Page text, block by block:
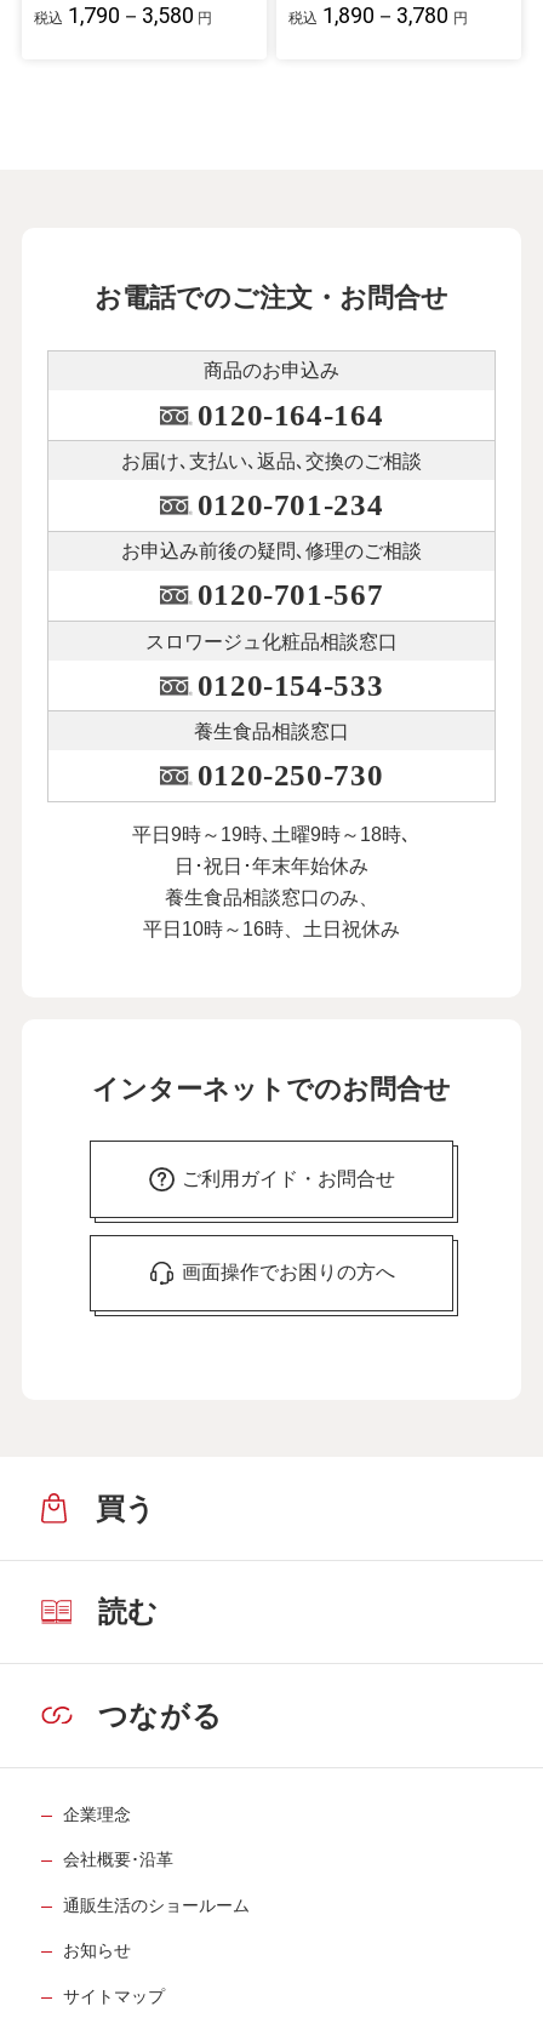
税込 1,790－3,580 円 税込 1,890－3,780 円
お電話でのご注文・お問合せ
商品のお申込み
0120-164-164
お届け､支払い､ 返品､交換のご相談
0120-701-234
お申込み前後の疑問､修理のご相談
0120-701-567
スロワージュ化粧品相談窓口
0120-154-533
養生食品相談窓口
0120-250-730
平日9時～19時､土曜9時～18時､
日･祝日･年末年始休み
養生食品相談窓口のみ、
平日10時～16時、土日祝休み
インターネットでのお問合せ
ご利用ガイド・お問合せ
画面操作でお困りの方へ
買う
読む
つながる
企業理念
会社概要･沿革
通販生活のショールーム
お知らせ
サイトマップ